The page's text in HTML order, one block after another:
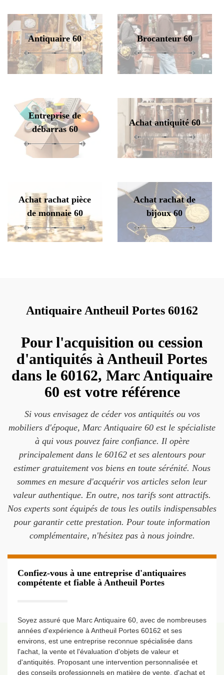
Antiquaire 60 Brocanteur 60
Entreprise de
débarras 60
Achat antiquité 60
Achat rachat pièce
de monnaie 60
Achat rachat de
bijoux 60
Antiquaire Antheuil Portes 60162
Pour l'acquisition ou cession
d'antiquités à Antheuil Portes
dans le 60162, Marc Antiquaire
60 est votre référence
Si vous envisagez de céder vos antiquités ou vos
mobiliers d'époque, Marc Antiquaire 60 est le spécialiste
à qui vous pouvez faire confiance. Il opère
principalement dans le 60162 et ses alentours pour
estimer gratuitement vos biens en toute sérénité. Nous
sommes en mesure d'acquérir vos articles selon leur
valeur authentique. En outre, nos tarifs sont attractifs.
Nos experts sont équipés de tous les outils indispensables
pour garantir cette prestation. Pour toute information
complémentaire, n'hésitez pas à nous joindre.
Confiez-vous à une entreprise d'antiquaires
compétente et fiable à Antheuil Portes
Soyez assuré que Marc Antiquaire 60, avec de nombreuses
années d'expérience à Antheuil Portes 60162 et ses
environs, est une entreprise reconnue spécialisée dans
l'achat, la vente et l'évaluation d'objets de valeur et
d'antiquités. Proposant une intervention personnalisée et
des conseils professionnels en matière de vente, d'achat et